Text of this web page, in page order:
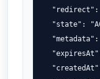
"state":
"metadata":